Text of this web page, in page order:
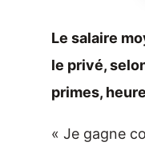
Le salaire
le privé,
primes,
« Je gagne